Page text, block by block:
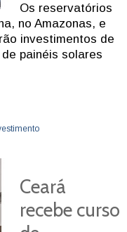
Os reservatórios
no Amazonas, e
investimentos de
painéis solares
Ceará
recebe curso